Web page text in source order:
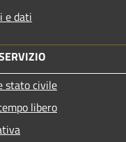
e dati
stato civile
libero